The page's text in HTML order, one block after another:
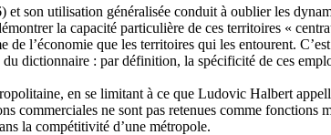
son utilisation généralisée conduit à oublier les
la capacité particulière de ces territoires «
l’économie que les territoires qui les entourent.
dictionnaire : par définition, la spécificité de ces
en se limitant à ce que Ludovic Halbert
commerciales ne sont pas retenues comme
la compétitivité d’une métropole.